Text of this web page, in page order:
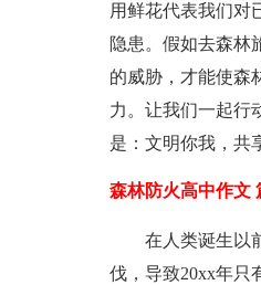
用鲜花代表我们对
隐患。假如去森林
的威胁，才能使森
力。让我们一起行
是：文明你我，共
森林防火高中作文
在人类诞生以
伐，导致20xx年只